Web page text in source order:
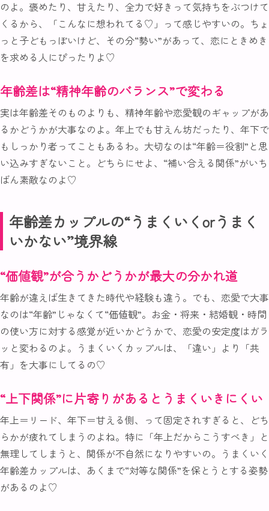
のよ。褒めたり、甘えたり、全力で好きって気持ちをぶつけて
くるから、「こんなに想われてる♡」って感じやすいの。ちょ
っと子どもっぽいけど、その分“勢い”があって、恋にときめき
を求める人にぴったりよ♡
年齢差は“精神年齢のバランス”で変わる
実は年齢差そのものよりも、精神年齢や恋愛観のギャップがあ
るかどうかが大事なのよ。年上でも甘えん坊だったり、年下で
もしっかり者ってこともあるわ。大切なのは“年齢＝役割”と思
い込みすぎないこと。どちらにせよ、“補い合える関係”がいち
ばん素敵なのよ♡
年齢差カップルの“うまくいくorうまく
いかない”境界線
“価値観”が合うかどうかが最大の分かれ道
年齢が違えば生きてきた時代や経験も違う。でも、恋愛で大事
なのは“年齢”じゃなくて“価値観”。お金・将来・結婚観・時間
の使い方に対する感覚が近いかどうかで、恋愛の安定度はガラ
ッと変わるのよ。うまくいくカップルは、「違い」より「共
有」を大事にしてるの♡
“上下関係”に片寄りがあるとうまくいきにくい
年上＝リード、年下＝甘える側、って固定されすぎると、どち
らかが疲れてしまうのよね。特に「年上だからこうすべき」と
無理してしまうと、関係が不自然になりやすいの。うまくいく
年齢差カップルは、あくまで“対等な関係”を保とうとする姿勢
があるのよ♡